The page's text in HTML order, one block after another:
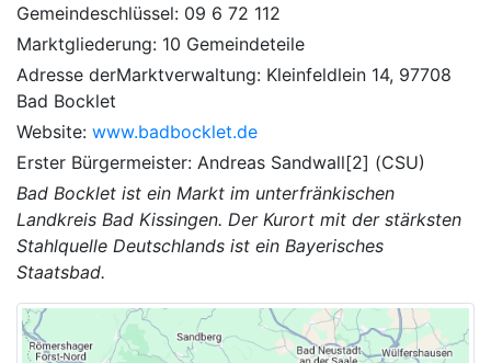
Gemeindeschlüssel: 09 6 72 112
Marktgliederung: 10 Gemeindeteile
Adresse derMarktverwaltung: Kleinfeldlein 14, 97708
Bad Bocklet
Website: www.badbocklet.de
Erster Bürgermeister: Andreas Sandwall[2] (CSU)
Bad Bocklet ist ein Markt im unterfränkischen
Landkreis Bad Kissingen. Der Kurort mit der stärksten
Stahlquelle Deutschlands ist ein Bayerisches
Staatsbad.